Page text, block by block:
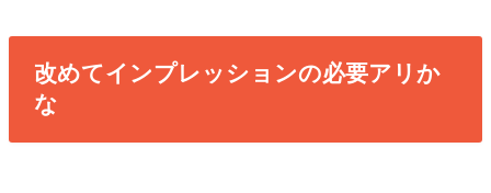
改めてインプレッションの必要アリか
な